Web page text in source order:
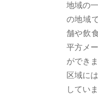
地域の
の地域
舗や飲
平方メ
ができ
区域に
してい